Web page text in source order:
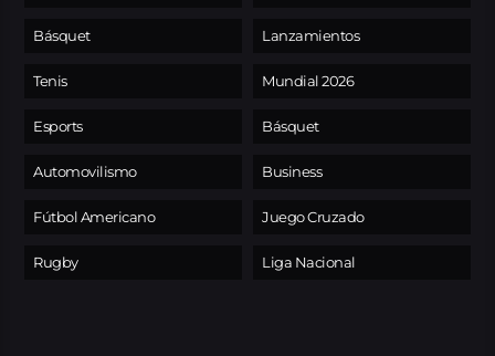
Básquet
Tenis
Esports
Automovilismo
Fútbol Americano
Rugby
Lanzamientos
Mundial 2026
Básquet
Business
Juego Cruzado
Liga Nacional